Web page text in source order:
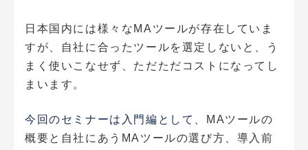
日本国内には様々なMAツールが存在していま
すが、自社に合ったツールを選定しないと、う
まく使いこなせず、ただただコストになってし
まいます。
今回のセミナーは入門編として、
MAツールの
概要と自社にあうMAツールの選び方、導入前